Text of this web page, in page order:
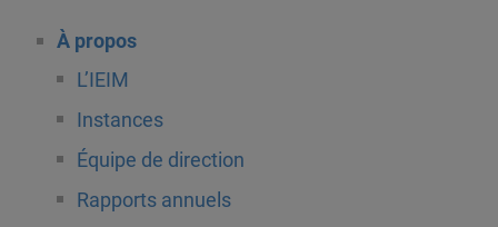
À propos
L’IEIM
Instances
Équipe de direction
Rapports annuels